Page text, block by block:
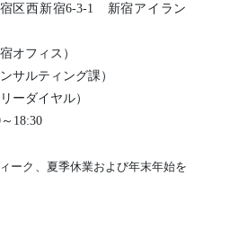
区西新宿6-3-1 新宿アイラン
オフィス）
サルティング課）
ーダイヤル）
18:30
ーク、夏季休業および年末年始を